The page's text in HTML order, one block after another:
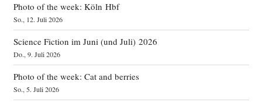
Photo of the week: Köln Hbf
So., 12. Juli 2026
Science Fiction im Juni (und Juli) 2026
Do., 9. Juli 2026
Photo of the week: Cat and berries
So., 5. Juli 2026